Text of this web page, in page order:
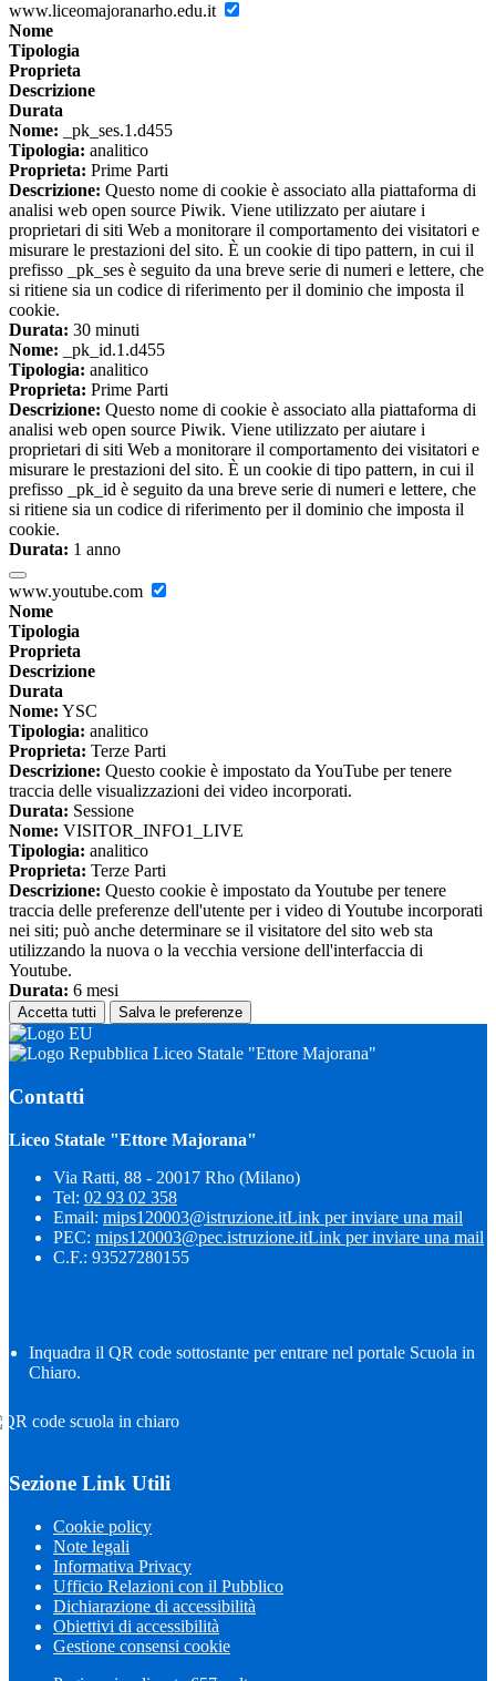
www.liceomajoranarho.edu.it
Nome
Tipologia
Proprieta
Descrizione
Durata
Nome: _pk_ses.1.d455
Tipologia: analitico
Proprieta: Prime Parti
Descrizione: Questo nome di cookie è associato alla piattaforma di
analisi web open source Piwik. Viene utilizzato per aiutare i
proprietari di siti Web a monitorare il comportamento dei visitatori e
misurare le prestazioni del sito. È un cookie di tipo pattern, in cui il
prefisso _pk_ses è seguito da una breve serie di numeri e lettere, che
si ritiene sia un codice di riferimento per il dominio che imposta il
cookie.
Durata: 30 minuti
Nome: _pk_id.1.d455
Tipologia: analitico
Proprieta: Prime Parti
Descrizione: Questo nome di cookie è associato alla piattaforma di
analisi web open source Piwik. Viene utilizzato per aiutare i
proprietari di siti Web a monitorare il comportamento dei visitatori e
misurare le prestazioni del sito. È un cookie di tipo pattern, in cui il
prefisso _pk_id è seguito da una breve serie di numeri e lettere, che
si ritiene sia un codice di riferimento per il dominio che imposta il
cookie.
Durata: 1 anno
www.youtube.com
Nome
Tipologia
Proprieta
Descrizione
Durata
Nome: YSC
Tipologia: analitico
Proprieta: Terze Parti
Descrizione: Questo cookie è impostato da YouTube per tenere
traccia delle visualizzazioni dei video incorporati.
Durata: Sessione
Nome: VISITOR_INFO1_LIVE
Tipologia: analitico
Proprieta: Terze Parti
Descrizione: Questo cookie è impostato da Youtube per tenere
traccia delle preferenze dell'utente per i video di Youtube incorporati
nei siti; può anche determinare se il visitatore del sito web sta
utilizzando la nuova o la vecchia versione dell'interfaccia di
Youtube.
Durata: 6 mesi
Accetta tutti Salva le preferenze
Liceo Statale "Ettore Majorana"
Contatti
Liceo Statale "Ettore Majorana"
Via Ratti, 88 - 20017 Rho (Milano)
Tel: 02 93 02 358
Email: mips120003@istruzione.itLink per inviare una mail
PEC: mips120003@pec.istruzione.itLink per inviare una mail
C.F.: 93527280155
Inquadra il QR code sottostante per entrare nel portale Scuola in
Chiaro.
Sezione Link Utili
Cookie policy
Note legali
Informativa Privacy
Ufficio Relazioni con il Pubblico
Dichiarazione di accessibilità
Obiettivi di accessibilità
Gestione consensi cookie